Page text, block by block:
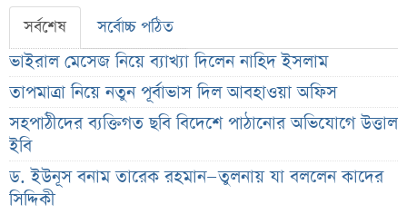
সর্বশেষ সর্বোচ্চ পঠিত
ভাইরাল মেসেজ নিয়ে ব্যাখ্যা দিলেন নাহিদ ইসলাম
তাপমাত্রা নিয়ে নতুন পূর্বাভাস দিল আবহাওয়া অফিস
সহপাঠীদের ব্যক্তিগত ছবি বিদেশে পাঠানোর অভিযোগে উত্তাল
ইবি
ড. ইউনূস বনাম তারেক রহমান—তুলনায় যা বললেন কাদের
সিদ্দিকী